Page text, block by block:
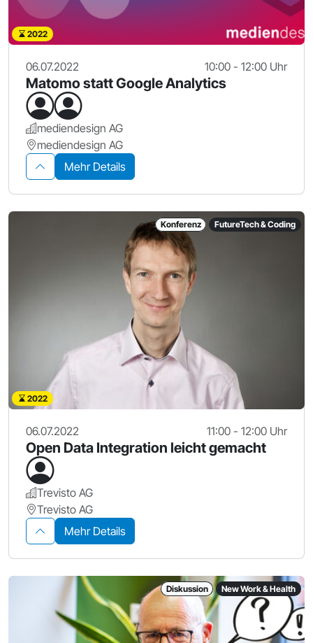
2022
06.07.2022 10:00 - 12:00 Uhr
Matomo statt Google Analytics
mediendesign AG
mediendesign AG
Mehr Details
Konferenz FutureTech & Coding
2022
06.07.2022 11:00 - 12:00 Uhr
Open Data Integration leicht gemacht
Trevisto AG
Trevisto AG
Mehr Details
Diskussion New Work & Health